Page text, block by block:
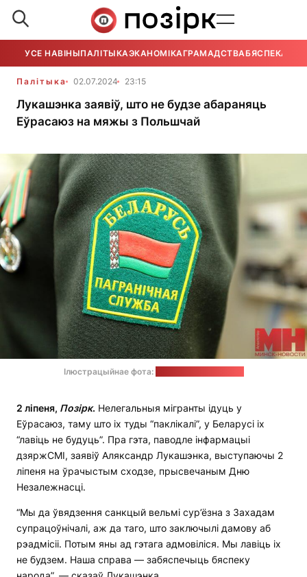
УСЕ НАВІНЫПАЛІТЫКАЭКАНОМІКАГРАМАДСТВАБЯСПЕКА
Палітыка 02.07.2024 23:15
Лукашэнка заявіў, што не будзе абараняць
Еўрасаюз на мяжы з Польшчай
Ілюстрацыйнае фота:
2 ліпеня, Позірк. Нелегальныя мігранты ідуць у
Еўрасаюз, таму што іх туды “паклікалі”, у Беларусі іх
“лавіць не будуць”. Пра гэта, паводле інфармацыі
дзяржСМІ, заявіў Аляксандр Лукашэнка, выступаючы 2
ліпеня на ўрачыстым сходзе, прысвечаным Дню
Незалежнасці.
“Мы да ўвядзення санкцый вельмі сур’ёзна з Захадам
супрацоўнічалі, аж да таго, што заключылі дамову аб
рэадмісіі. Потым яны ад гэтага адмовіліся. Мы лавіць іх
не будзем. Наша справа — забяспечыць бяспеку